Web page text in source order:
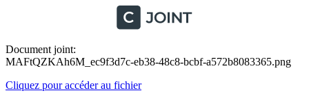
Document joint:
MAFtQZKAh6M_ec9f3d7c-eb38-48c8-bcbf-a572b8083365.png
Cliquez pour accéder au fichier